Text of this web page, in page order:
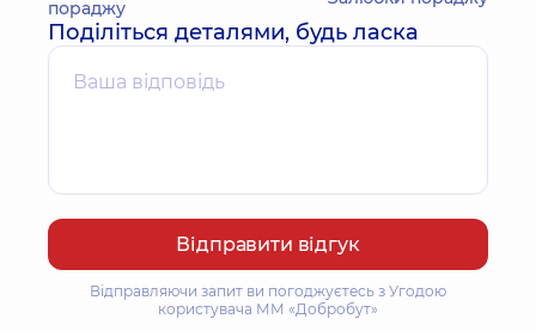
пораджу
Поділіться деталями, будь ласка
Відправити відгук
Відправляючи запит ви погоджуєтесь з Угодою
користувача ММ «Добробут»